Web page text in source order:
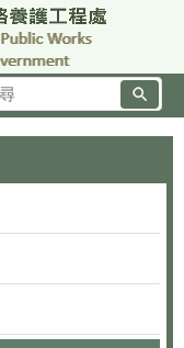
搜
尋